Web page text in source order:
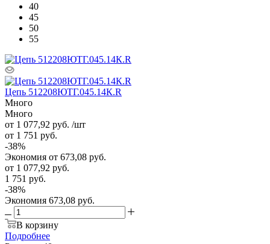
40
45
50
55
Цепь 512208ЮТГ.045.14К.R
Много
Много
от 1 077,92 руб. /шт
от 1 751 руб.
-38%
Экономия от 673,08 руб.
от 1 077,92 руб.
1 751 руб.
-38%
Экономия 673,08 руб.
В корзину
Подробнее